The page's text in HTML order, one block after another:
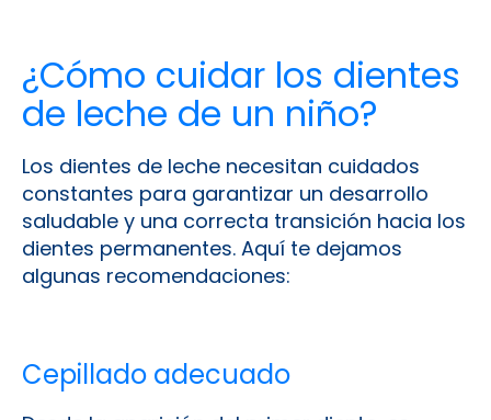
¿Cómo cuidar los dientes
de leche de un niño?
Los dientes de leche necesitan cuidados
constantes para garantizar un desarrollo
saludable y una correcta transición hacia los
dientes permanentes. Aquí te dejamos
algunas recomendaciones:
Cepillado adecuado